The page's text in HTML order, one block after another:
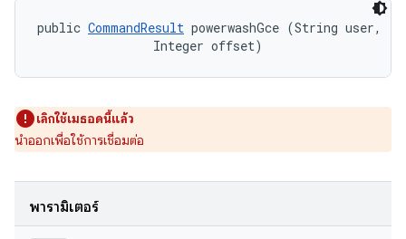
public CommandResult powerwashGce (String user,
                Integer offset)
เลิกใช้เมธอดนี้แล้ว
นำออกเพื่อใช้การเชื่อมต่อ
พารามิเตอร์